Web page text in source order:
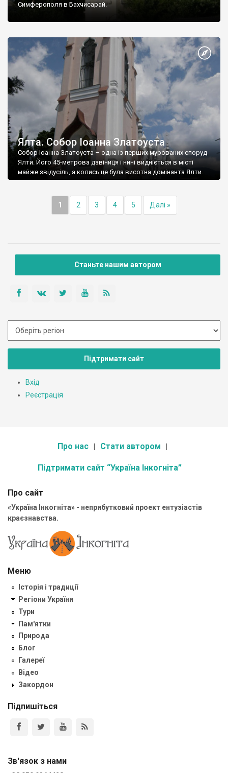
Симферополя в Бахчисарай.
Ялта. Собор Іоанна Златоуста
Собор Іоанна Златоуста – одна із перших мурованих споруд
Ялти. Його 45-метрова дзвіниця і нині видніється в місті
майже звідусіль, а колись це була висотна домінанта Ялти.
1 2 3 4 5 Далі »
Станьте нашим автором
Підтримати сайт
Вхід
Реєстрація
Про нас Стати автором
Підтримати сайт “Україна Інкогніта”
Про сайт
«Україна Інкогніта» - неприбутковий проект ентузіастів
краєзнавства.
Меню
Історія і традиції
Регіони України
Тури
Пам'ятки
Природа
Блог
Галереї
Відео
Закордон
Підпишіться
Зв'язок з нами